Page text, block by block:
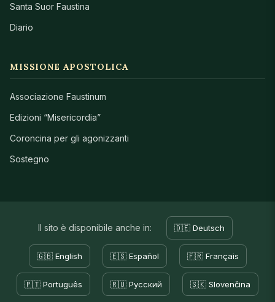
Santa Suor Faustina
Diario
MISSIONE APOSTOLICA
Associazione Faustinum
Edizioni “Misericordia”
Coroncina per gli agonizzanti
Sostegno
Il sito è disponibile anche in: 🇩🇪 Deutsch
🇬🇧 English 🇪🇸 Español 🇫🇷 Français
🇵🇹 Português 🇷🇺 Русский 🇸🇰 Slovenčina